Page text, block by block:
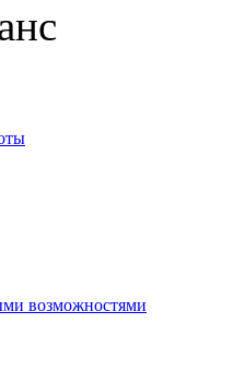
возможностями